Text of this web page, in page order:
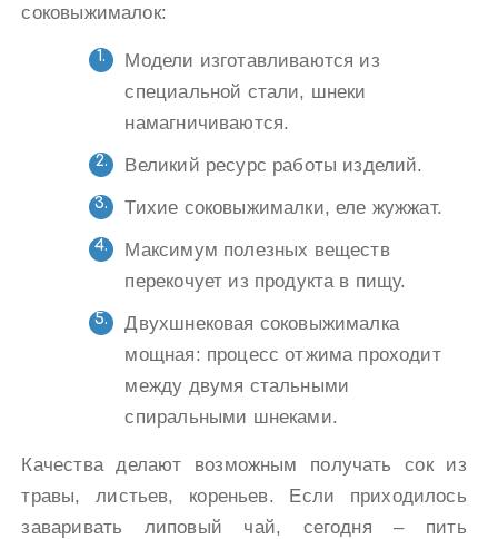
соковыжималок:
Модели изготавливаются из
специальной стали, шнеки
намагничиваются.
Великий ресурс работы изделий.
Тихие соковыжималки, еле жужжат.
Максимум полезных веществ
перекочует из продукта в пищу.
Двухшнековая соковыжималка
мощная: процесс отжима проходит
между двумя стальными
спиральными шнеками.
Качества делают возможным получать сок из
травы, листьев, кореньев. Если приходилось
заваривать липовый чай, сегодня – пить